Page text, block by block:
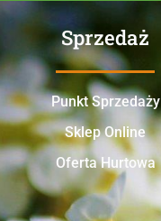
Sprzedaż
Punkt Sprzedaży
Sklep Online
Oferta Hurtowa